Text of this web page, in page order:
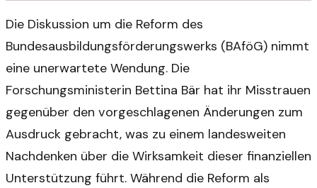
Die Diskussion um die Reform des
Bundesausbildungsförderungswerks (BAföG) nimmt
eine unerwartete Wendung. Die
Forschungsministerin Bettina Bär hat ihr Misstrauen
gegenüber den vorgeschlagenen Änderungen zum
Ausdruck gebracht, was zu einem landesweiten
Nachdenken über die Wirksamkeit dieser finanziellen
Unterstützung führt. Während die Reform als